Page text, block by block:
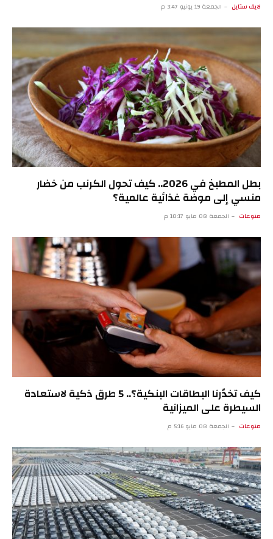
لايف ستايل الجمعة 19 يونيو 3:47 م
بطل المطبخ في 2026.. كيف تحول الكرنب من خضار
منسي إلى موضة غذائية عالمية؟
منوعات الجمعة 08 مايو 10:17 م
كيف تخدّرنا البطاقات البنكية؟.. 5 طرق ذكية لاستعادة
السيطرة على الميزانية
منوعات الجمعة 08 مايو 5:16 م